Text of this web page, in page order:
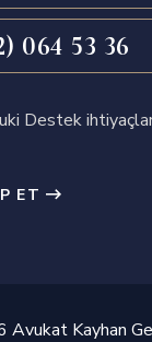
064 53 36
Destek
ET
Kayhan